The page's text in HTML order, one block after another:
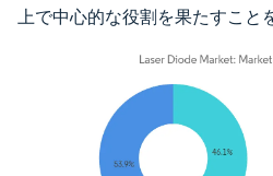
上で中心的な役割を果たすこと